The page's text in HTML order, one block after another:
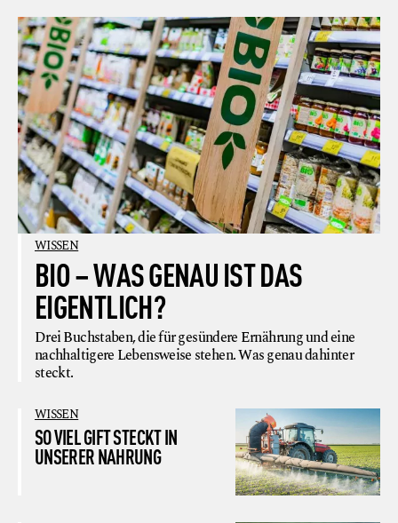
WISSEN
BIO – WAS GENAU IST DAS
EIGENTLICH?
Drei Buchstaben, die für gesündere Ernährung und eine
nachhaltigere Lebensweise stehen. Was genau dahinter
steckt.
WISSEN
SO VIEL GIFT STECKT IN
UNSERER NAHRUNG